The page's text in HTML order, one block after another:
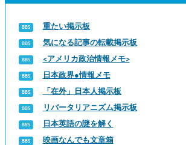
重たい掲示板
気になる記事の転載掲示板
<アメリカ政治情報メモ>
日本政界●情報メモ
「在外」日本人掲示板
リバータリアニズム掲示板
日本英語の謎を解く
映画なんでも文章箱